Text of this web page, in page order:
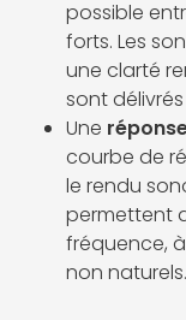
possible
forts. Les
une clarté
sont
Une
courbe de
le rendu
permettent
fréquence,
non naturels.